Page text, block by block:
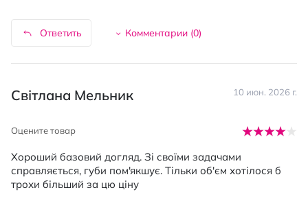
Ответить Комментарии (0)
Світлана Мельник 10 июн. 2026 г.
Оцените товар
Хороший базовий догляд. Зі своїми задачами
справляється, губи пом'якшує. Тільки об'єм хотілося б
трохи більший за цю ціну